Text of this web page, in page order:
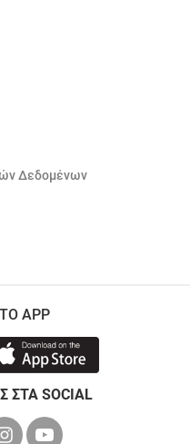
Δεδομένων
APP
SOCIAL